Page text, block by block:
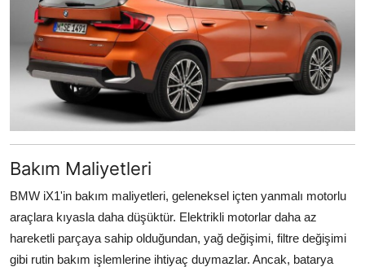
Bakım Maliyetleri
BMW iX1'in bakım maliyetleri, geleneksel içten yanmalı motorlu
araçlara kıyasla daha düşüktür. Elektrikli motorlar daha az
hareketli parçaya sahip olduğundan, yağ değişimi, filtre değişimi
gibi rutin bakım işlemlerine ihtiyaç duymazlar. Ancak, batarya